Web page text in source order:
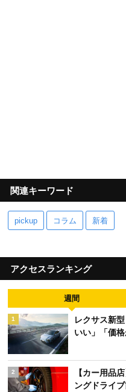
関連キーワード
pickup コラム 新着
アクセスランキング
週間
1
レクサス新
いい」「価
2
【カー用品
ングドライ